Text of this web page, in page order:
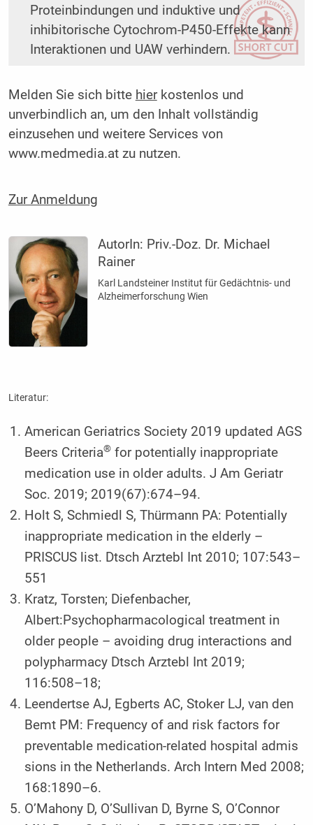
Proteinbindungen und induktive und
inhibitorische Cytochrom-P450-Effekte kann
Interaktionen und UAW verhindern.
Melden Sie sich bitte hierkostenlos und
unverbindlich an, um den Inhalt vollständig
einzusehen und weitere Services von
www.medmedia.at zu nutzen.
Zur Anmeldung
AutorIn: Priv.-Doz. Dr. Michael
Rainer
Karl Landsteiner Institut für Gedächtnis- und
Alzheimerforschung Wien
Literatur:
American Geriatrics Society 2019 updated AGS
Beers Criteria® for potentially inappropriate
medication use in older adults. J Am Geriatr
Soc. 2019; 2019(67):674–94.­
Holt S, Schmiedl S, Thürmann PA: Potentially
inappropriate medication in the elderly –
PRISCUS list. Dtsch Arztebl Int 2010; 107:543–
551
Kratz, Torsten; Diefenbacher,
Albert:Psychopharmacological treatment in
older people – avoiding drug interactions and
polypharmacy Dtsch Arztebl Int 2019;
116:508–18;
Leendertse AJ, Egberts AC, Stoker LJ, van den
Bemt PM: Frequency of and risk factors for
preventable medication-related hospital admis
sions in the Netherlands. Arch Intern Med 2008;
168:1890–6.
­O’Mahony D, O’Sullivan D, Byrne S, O’Connor